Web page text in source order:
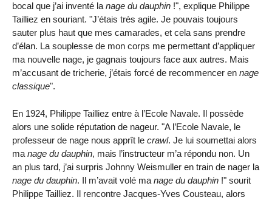
bocal que j’ai inventé la nage du dauphin !", explique Philippe
Tailliez en souriant. "J’étais très agile. Je pouvais toujours
sauter plus haut que mes camarades, et cela sans prendre
d’élan. La souplesse de mon corps me permettant d’appliquer
ma nouvelle nage, je gagnais toujours face aux autres. Mais
m’accusant de tricherie, j’étais forcé de recommencer en nage
classique".
En 1924, Philippe Tailliez entre à l’Ecole Navale. Il possède
alors une solide réputation de nageur. "A l’Ecole Navale, le
professeur de nage nous apprît le crawl. Je lui soumettai alors
ma nage du dauphin, mais l’instructeur m’a répondu non. Un
an plus tard, j’ai surpris Johnny Weismuller en train de nager la
nage du dauphin. Il m’avait volé ma nage du dauphin !" sourit
Philippe Tailliez. Il rencontre Jacques-Yves Cousteau, alors